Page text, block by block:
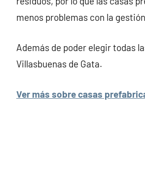
menos problemas con la
Además de poder elegir todas
Villasbuenas de Gata.
Ver más sobre casas